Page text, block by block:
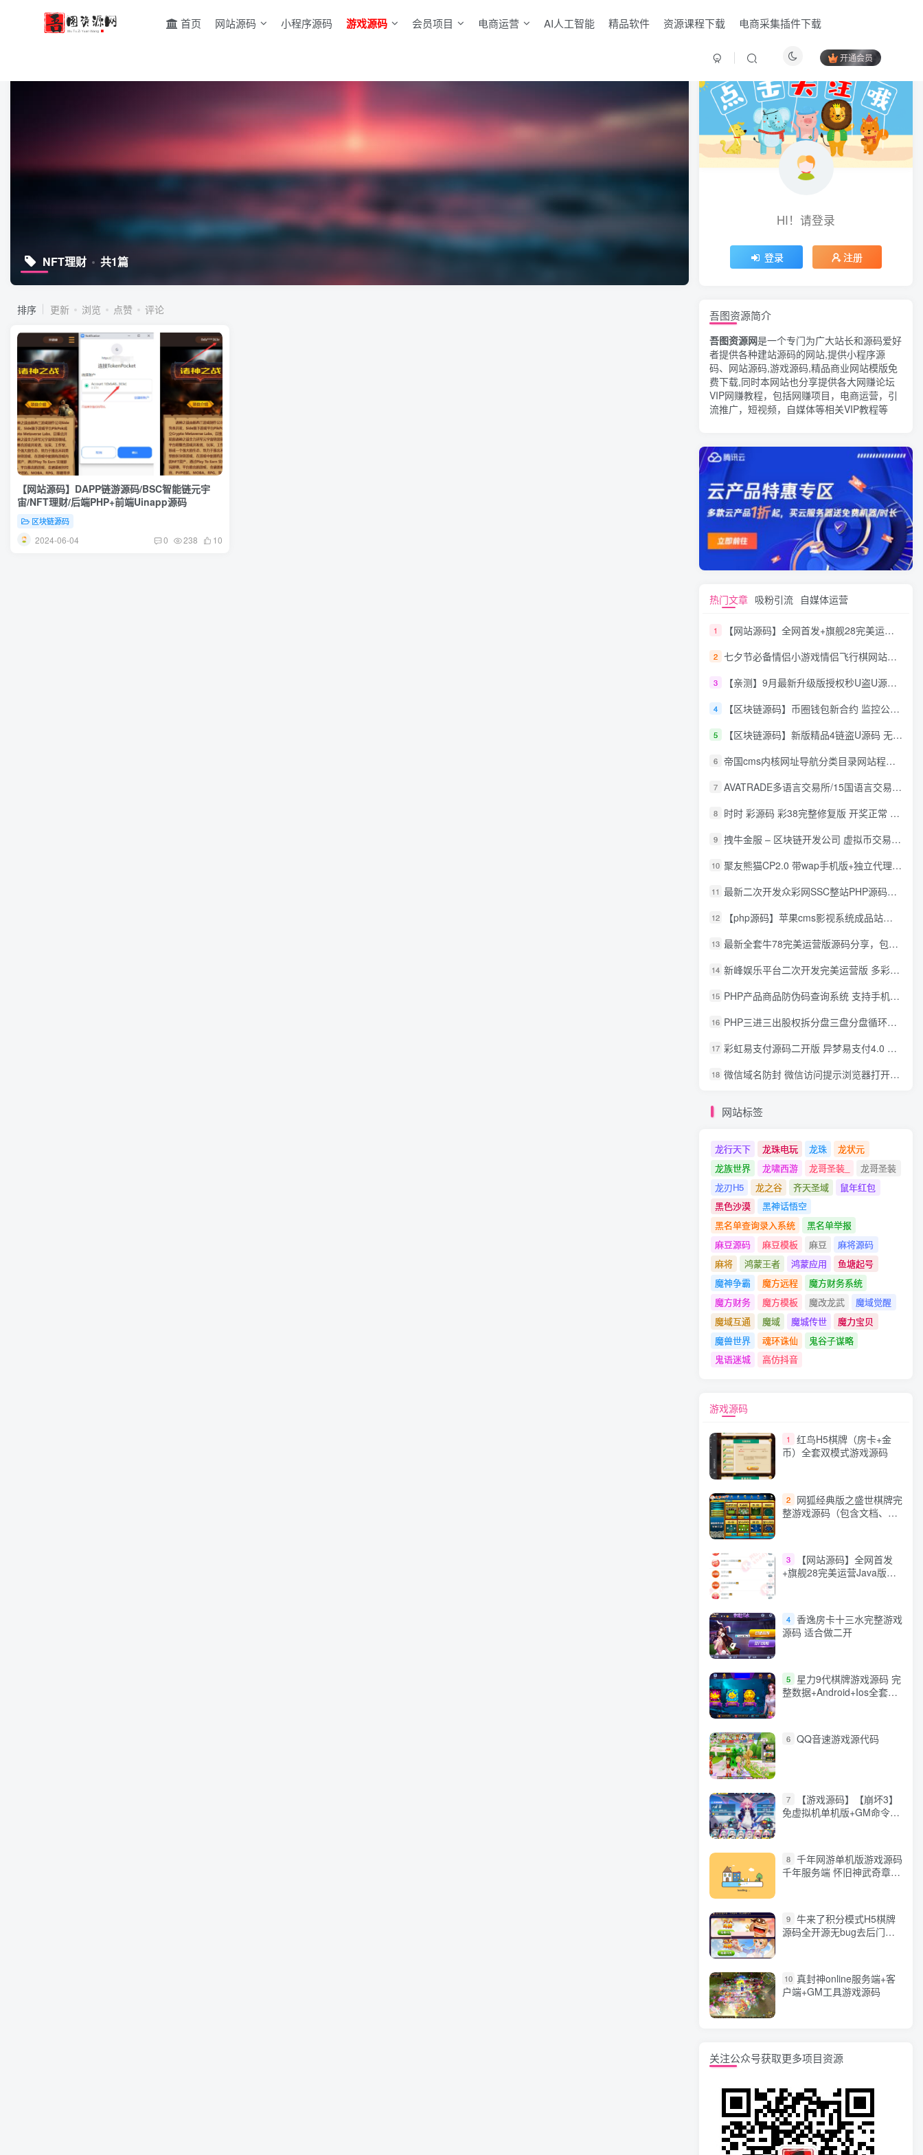
首页 网站源码 小程序源码 游戏源码 会员项目 电商运营 AI人工智能 精品软件 资源课程下载 电商采集插件下载
开通会员
NFT理财 共1篇
排序 更新 浏览 点赞 评论
【网站源码】DAPP链游源码/BSC智能链元宇
宙/NFT理财/后端PHP+前端Uinapp源码
区块链源码
2024-06-04 0 238 10
HI！请登录
登录 注册
HI！请登录
登录 注册
吾图资源简介
吾图资源网是一个专门为广大站长和源码爱好
者提供各种建站源码的网站,提供小程序源
码、网站源码,游戏源码,精品商业网站模版免
费下载,同时本网站也分享提供各大网赚论坛
VIP网赚教程，包括网赚项目，电商运营，引
流推广，短视频，自媒体等相关VIP教程等
热门文章 吸粉引流 自媒体运营
1 【网站源码】全网首发+旗舰28完美运营Java版高仿28圈+彩种丰富+机器人+眯牌
2 七夕节必备情侣小游戏情侣飞行棋网站源码
3 【亲测】9月最新升级版授权秒U盗U源码/四链盗U源码/自带提币接口
4 【区块链源码】币圈钱包新合约 监控公链转账地址 尾数模拟转账数据生成 0 U攻击带安装说明
5 【区块链源码】新版精品4链盗U源码 无限开代理模式 后台 代理数据可看 包含搭建教程
6 帝国cms内核网址导航分类目录网站程序源码
7 AVATRADE多语言交易所/15国语言交易所/合约交易/期权交易/币币交易/申购/矿机/风控/前端wap/pc纯源码/带搭建教程
8 时时 彩源码 彩38完整修复版 开奖正常 带手机wap
9 拽牛金服 – 区块链开发公司 虚拟币交易系统 虚拟币交易平台开发 虚拟币ico众
10 聚友熊猫CP2.0 带wap手机版+独立代理后台+整站打包全开源
11 最新二次开发众彩网SSC整站PHP源码+WAP手机版+KJ采集器+集成云端在线充值
12 【php源码】苹果cms影视系统成品站打包+电影先生6.1.1模板优化版+15W+数据
13 最新全套牛78完美运营版源码分享，包含了资源组件+脚本程序
14 新峰娱乐平台二次开发完美运营版 多彩种多玩法 代理分红+积分兑换
15 PHP产品商品防伪码查询系统 支持手机防假验证网站建设 防伪码自动生成 批量导入
16 PHP三进三出股权拆分盘三盘分盘循环拆分系统源码
17 彩虹易支付源码二开版 异梦易支付4.0 可对接官方/易支付/码支付 去除后门 美化用户中心
18 微信域名防封 微信访问提示浏览器打开 非微信访问直接打开预防域名被封域名被封包换服务
网站标签
龙行天下 龙珠电玩 龙珠
龙状元
龙族世界
龙啸西游 龙哥圣装_
龙哥圣装
龙刃H5
龙之谷 齐天圣域
鼠年红包
黑色沙漠
黑神话悟空
黑名单查询录入系统
黑名单举报
麻豆源码
麻豆模板 麻豆
麻将源码
麻将
鸿蒙王者 鸿蒙应用
鱼塘起号
魔神争霸
魔方远程
魔方财务系统
魔方财务
魔方模板 魔改龙武
魔域觉醒
魔域互通
魔域 魔城传世
魔力宝贝
魔兽世界
魂环诛仙
鬼谷子谋略
鬼语迷城
高仿抖音
游戏源码
1
红鸟H5棋牌（房卡+金
币）全套双模式游戏源码
2
网狐经典版之盛世棋牌完
整游戏源码（包含文档、架
3
【网站源码】全网首发
+旗舰28完美运营Java版高
4 香逸房卡十三水完整游戏
源码 适合做二开
5
星力9代棋牌游戏源码 完
整数据+Android+Ios全套
6 QQ音速游戏源代码
7
【游戏源码】【崩坏3】
免虚拟机单机版+GM命令
8 千年网游单机版游戏源码
千年服务端 怀旧神武奇章一
9 牛来了积分模式H5棋牌
源码全开源无bug去后门无
10 真封神online服务端+客
户端+GM工具游戏源码
关注公众号获取更多项目资源